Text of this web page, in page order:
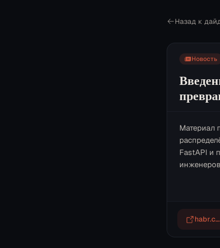
Назад к
Новость
Материал
FastAPI и
habr.com